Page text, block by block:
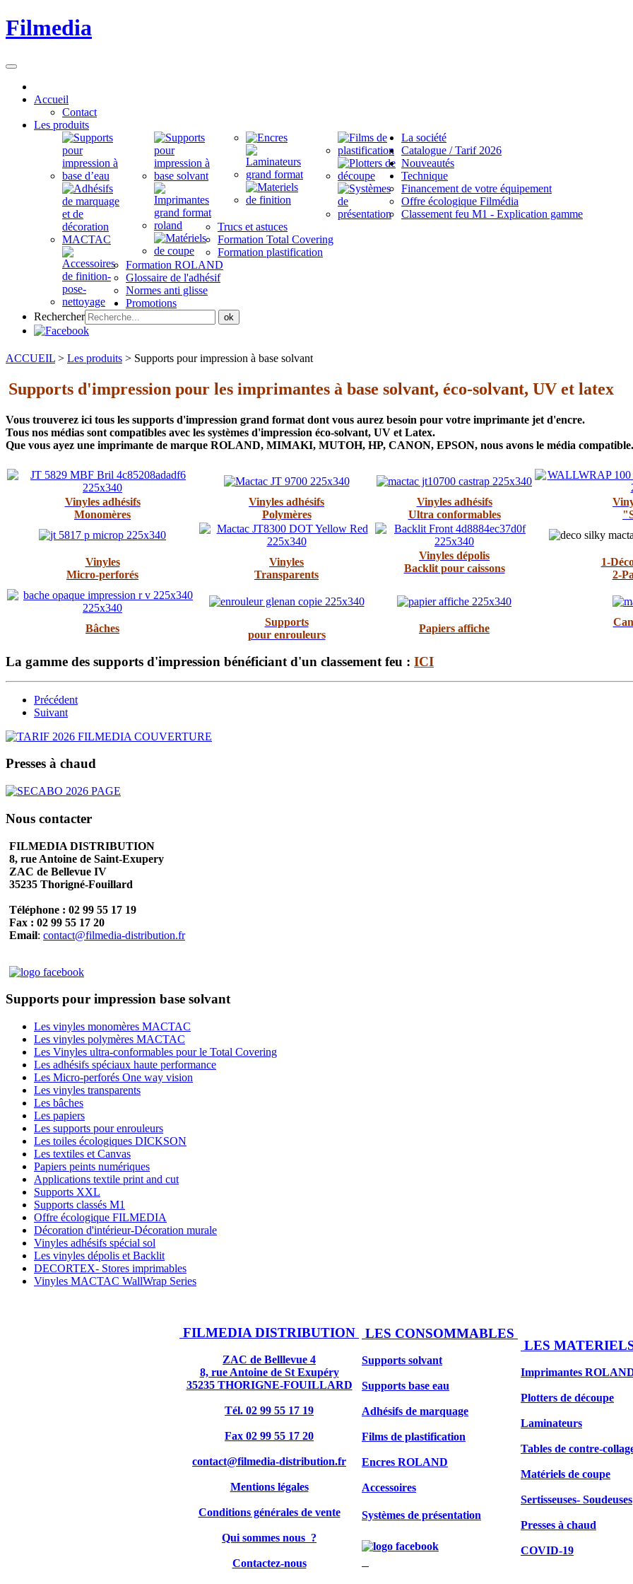
Filmedia
Accueil
Contact
Les produits
La société
Catalogue / Tarif 2026
Nouveautés
Technique
Financement de votre équipement
Offre écologique Filmédia
Classement feu M1 - Explication gamme
Trucs et astuces
Formation Total Covering
Formation plastification
Formation ROLAND
Glossaire de l'adhésif
Normes anti glisse
Promotions
Rechercher
ok
ACCUEIL > Les produits > Supports pour impression à base solvant
Supports d'impression pour les imprimantes à base solvant, éco-solvant, UV et latex
Vous trouverez ici tous les supports d'impression grand format dont vous aurez besoin pour votre imprimante jet d'encre.
Tous nos médias sont compatibles avec les systèmes d'impression éco-solvant, UV et Latex.
Que vous ayez une imprimante de marque ROLAND, MIMAKI, MUTOH, HP, CANON, EPSON, nous avons le média compatible.
Vinyles adhésifs
Monomères
Vinyles adhésifs
Polymères
Vinyles adhésifs
Ultra conformables
Vinyles
Micro-perforés
Vinyles
Transparents
Vinyles dépolis
Backlit pour caissons
1-
2-
Bâches
Supports
pour enrouleurs
Papiers affiche
La gamme des supports d'impression bénéficiant d'un classement feu : ICI
Précédent
Suivant
Presses à chaud
Nous contacter
FILMEDIA DISTRIBUTION
8, rue Antoine de Saint-Exupery
ZAC de Bellevue IV
35235 Thorigné-Fouillard
Téléphone : 02 99 55 17 19
Fax : 02 99 55 17 20
Email: contact@filmedia-distribution.fr
Supports pour impression base solvant
Les vinyles monomères MACTAC
Les vinyles polymères MACTAC
Les Vinyles ultra-conformables pour le Total Covering
Les adhésifs spéciaux haute performance
Les Micro-perforés One way vision
Les vinyles transparents
Les bâches
Les papiers
Les supports pour enrouleurs
Les toiles écologiques DICKSON
Les textiles et Canvas
Papiers peints numériques
Applications textile print and cut
Supports XXL
Supports classés M1
Offre écologique FILMEDIA
Décoration d'intérieur-Décoration murale
Vinyles adhésifs spécial sol
Les vinyles dépolis et Backlit
DECORTEX- Stores imprimables
Vinyles MACTAC WallWrap Series
FILMEDIA DISTRIBUTION
ZAC de Belllevue 4
8, rue Antoine de St Exupéry
35235 THORIGNE-FOUILLARD
Tél. 02 99 55 17 19
Fax 02 99 55 17 20
contact@filmedia-distribution.fr
Mentions légales
Conditions générales de vente
Qui sommes nous ?
Contactez-nous
LES CONSOMMABLES
Supports solvant
Supports base eau
Adhésifs de marquage
Films de plastification
Encres ROLAND
Accessoires
Systèmes de présentation
LES
Imprimantes
Plotters de découpe
Laminateurs
Tables de contre-
Matériels de coupe
Sertisseuses- Soudeuses
Presses à chaud
COVID-19